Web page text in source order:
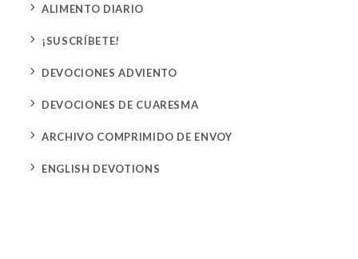
5 ALIMENTO DIARIO
5 ¡SUSCRÍBETE!
5 DEVOCIONES ADVIENTO
5 DEVOCIONES DE CUARESMA
5 ARCHIVO COMPRIMIDO DE ENVOY
5 ENGLISH DEVOTIONS